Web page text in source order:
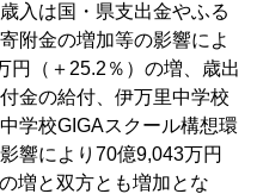
入は国・県支出金やふる
附金の増加等の影響によ
円（＋25.2％）の増、歳出
金の給付、伊万里中学校
学校GIGAスクール構想環
響により70億9,043万円
増と双方とも増加とな